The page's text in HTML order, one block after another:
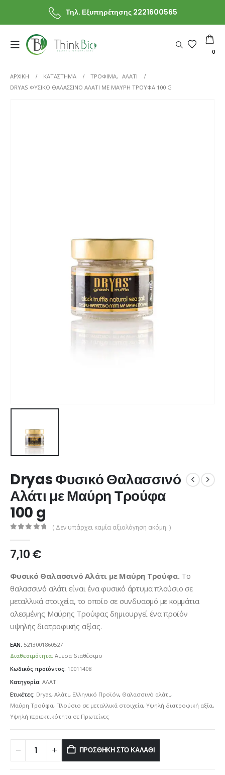
Τηλ. Εξυπηρέτησης 2221600565
0
ΑΡΧΙΚΗ ΚΑΤΆΣΤΗΜΑ ΤΡΟΦΙΜΑ, ΑΛΑΤΙ
DRYAS ΦΥΣΙΚΌ ΘΑΛΑΣΣΙΝΌ ΑΛΆΤΙ ΜΕ ΜΑΎΡΗ ΤΡΟΎΦΑ 100 G
Dryas Φυσικό Θαλασσινό
Αλάτι με Μαύρη Τρούφα
100 g
( Δεν υπάρχει καμία αξιολόγηση ακόμη. )
7,10€
Φυσικό Θαλασσινό Αλάτι με Μαύρη Τρούφα. Το
θαλασσινό αλάτι είναι ένα φυσικό άρτυμα πλούσιο σε
μεταλλικά στοιχεία, το οποίο σε συνδυασμό με κομμάτια
αλεσμένης Μαύρης Τρούφας δημιουργεί ένα προϊόν
υψηλής διατροφικής αξίας.
EAN: 5213001860527
Διαθεσιμότητα: Άμεσα διαθέσιμο
Κωδικός προϊόντος: 10011408
Κατηγορία: ΑΛΑΤΙ
Ετικέτες: Dryas, Αλάτι, Ελληνικό Προϊόν, Θαλασσινό αλάτι,
Μαύρη Τρούφα, Πλούσιο σε μεταλλικά στοιχεία, Υψηλή διατροφική αξία,
Υψηλή περιεκτικότητα σε Πρωτεΐνες
ΠΡΟΣΘΉΚΗ ΣΤΟ ΚΑΛΆΘΙ